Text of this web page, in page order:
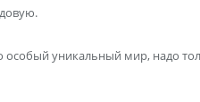
уникальный мир, надо